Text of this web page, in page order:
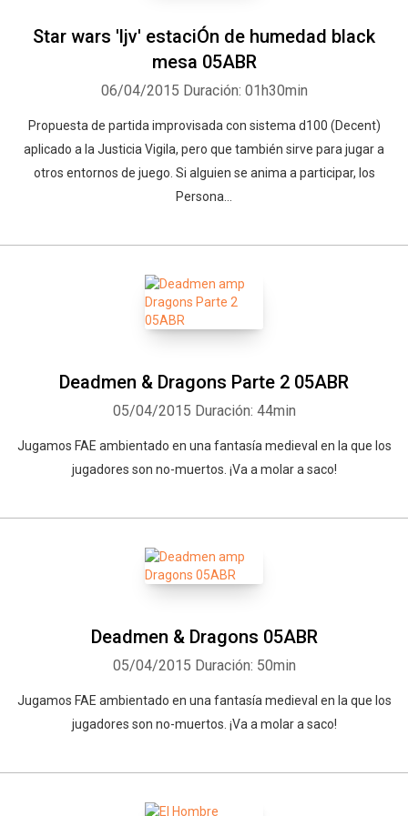
Star wars 'ljv' estaciÓn de humedad black
mesa 05ABR
06/04/2015 Duración: 01h30min
Propuesta de partida improvisada con sistema d100 (Decent)
aplicado a la Justicia Vigila, pero que también sirve para jugar a
otros entornos de juego. Si alguien se anima a participar, los
Persona...
Deadmen & Dragons Parte 2 05ABR
05/04/2015 Duración: 44min
Jugamos FAE ambientado en una fantasía medieval en la que los
jugadores son no-muertos. ¡Va a molar a saco!
Deadmen & Dragons 05ABR
05/04/2015 Duración: 50min
Jugamos FAE ambientado en una fantasía medieval en la que los
jugadores son no-muertos. ¡Va a molar a saco!